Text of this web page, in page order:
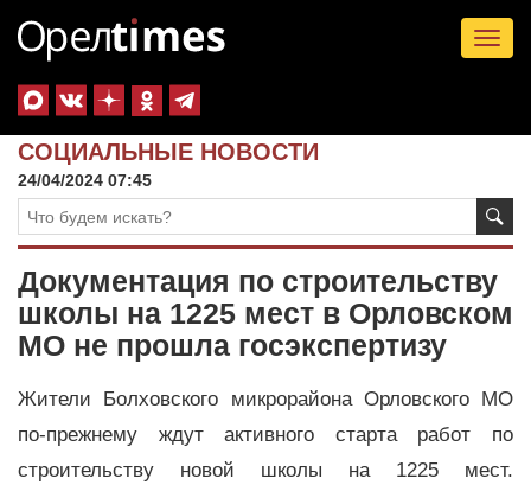
СОЦИАЛЬНЫЕ НОВОСТИ
24/04/2024 07:45
Документация по строительству
школы на 1225 мест в Орловском
МО не прошла госэкспертизу
Жители Болховского микрорайона Орловского МО
по-прежнему ждут активного старта работ по
строительству новой школы на 1225 мест.